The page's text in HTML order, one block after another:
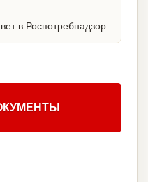
в Роспотребнадзор